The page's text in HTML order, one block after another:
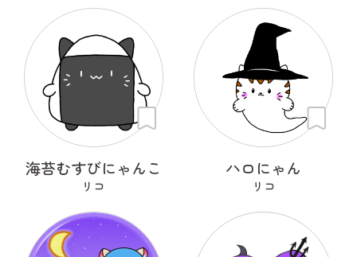
海苔むすびにゃんこ
リコ
ハロにゃん
リコ